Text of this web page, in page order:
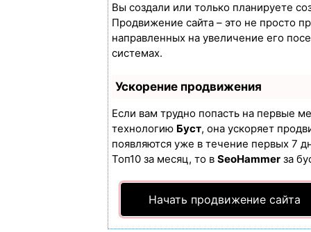
Вы создали или только планируете
Продвижение сайта – это не просто
направленных на увеличение его
системах.
Ускорение продвижения
Если вам трудно попасть на первые
технологию Буст, она ускоряет
появляются уже в течение первых 7
Топ10 за месяц, то в SeoHammer за
Начать продвижение сайта